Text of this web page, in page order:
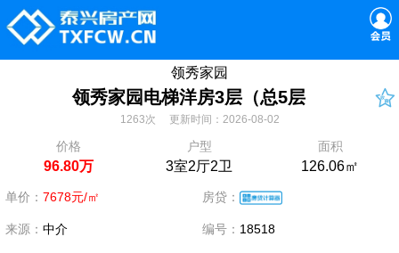
领秀家园
领秀家园电梯洋房3层（总5层
1263次 更新时间：2026-08-02
价格
96.80万
户型
3室2厅2卫
面积
126.06㎡
单价： 7678元/㎡ 房贷：
来源： 中介 编号： 18518